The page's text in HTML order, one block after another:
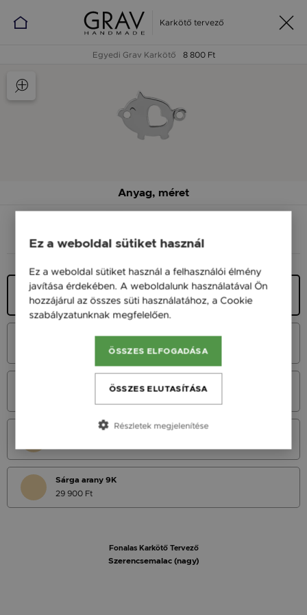
Karkötő tervező
Egyedi Grav Karkötő 8 800 Ft
Anyag, méret
ANYAG (SZÍN) MÉRET
Ezüst 925
9 900 Ft
Fehér Arany 14K
Vörös Arany 14K
Sárga Arany 14K
Sárga arany 9K
29 900 Ft
Fonalas Karkötő Tervező
Szerencsemalac (nagy)
Ez a weboldal sütiket használ
Ez a weboldal sütiket használ a felhasználói élmény
javítása érdekében. A weboldalunk használatával Ön
hozzájárul az összes süti használatához, a Cookie
szabályzatunknak megfelelően.
ÖSSZES ELFOGADÁSA
ÖSSZES ELUTASÍTÁSA
Részletek megjelenítése